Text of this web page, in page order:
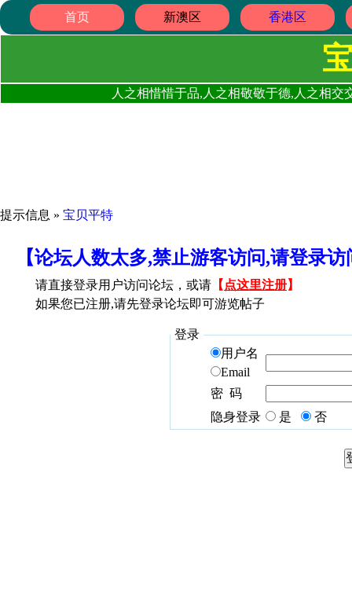
首页 新澳区 香港区
人之相惜惜于品,人之相敬敬于德,人之相
提示信息 » 宝贝平特
【论坛人数太多,禁止游客访问,请登录
请直接登录用户访问论坛，或请 【 点这里注册】
如果您已注册,请先登录论坛即可游览帖子
登录
用户名
Email
密 码
隐身登录
是 否